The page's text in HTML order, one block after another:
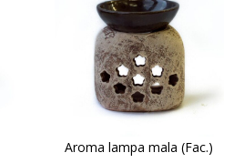
Aroma lampa mala (Fac.)